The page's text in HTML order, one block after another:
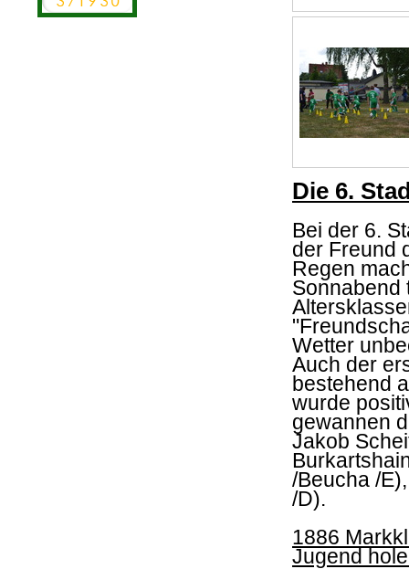
Die 6.
Bei der 6.
der Freund
Regen
Sonnabend
Wetter
Auch der
bestehend
wurde
gewannen
Jakob
/Beucha /
/D).
1886
Jugend